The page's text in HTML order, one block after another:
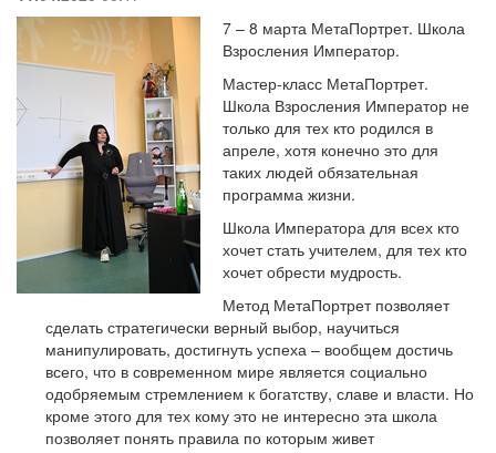
7 – 8 марта МетаПортрет. Школа
Взросления Император.
Мастер-класс МетаПортрет.
Школа Взросления Император не
только для тех кто родился в
апреле, хотя конечно это для
таких людей обязательная
программа жизни.
Школа Императора для всех кто
хочет стать учителем, для тех кто
хочет обрести мудрость.
Метод МетаПортрет позволяет
сделать стратегически верный выбор, научиться
манипулировать, достигнуть успеха – вообщем достичь
всего, что в современном мире является социально
одобряемым стремлением к богатству, славе и власти. Но
кроме этого для тех кому это не интересно эта школа
позволяет понять правила по которым живет